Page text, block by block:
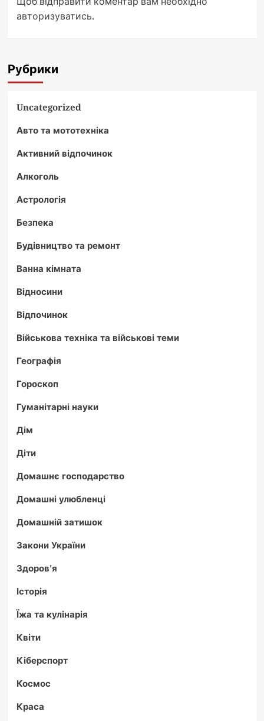
авторизуватись.
Рубрики
Uncategorized
Авто та мототехніка
Активний відпочинок
Алкоголь
Астрологія
Безпека
Будівництво та ремонт
Ванна кімната
Відносини
Відпочинок
Військова техніка та військові теми
Географія
Гороскоп
Гуманітарні науки
Дім
Діти
Домашнє господарство
Домашні улюбленці
Домашній затишок
Закони України
Здоров'я
Історія
Їжа та кулінарія
Квіти
Кіберспорт
Космос
Краса